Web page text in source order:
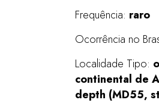
Frequência: raro
Ocorrência no
Localidade Tipo:
continental de
depth (MD55,